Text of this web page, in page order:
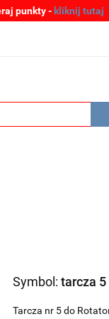
punkty -kliknij tutaj
PLIKI DO
Symbol:tarcza 5
Tarcza nr 5 do